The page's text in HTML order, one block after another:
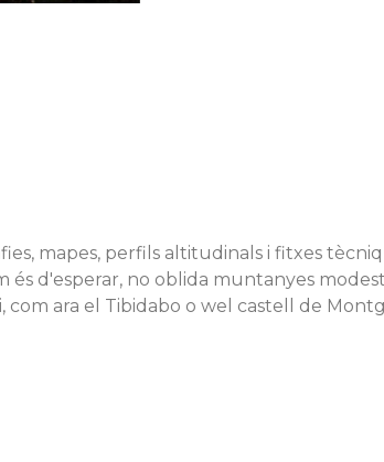
mapes, perfils altitudinals i fitxes
és d'esperar, no oblida muntanyes
ara el Tibidabo o wel castell de